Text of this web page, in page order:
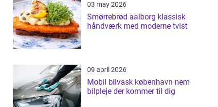
03 may 2026
Smørrebrød aalborg klassisk
håndværk med moderne tvist
09 april 2026
Mobil bilvask københavn nem
bilpleje der kommer til dig